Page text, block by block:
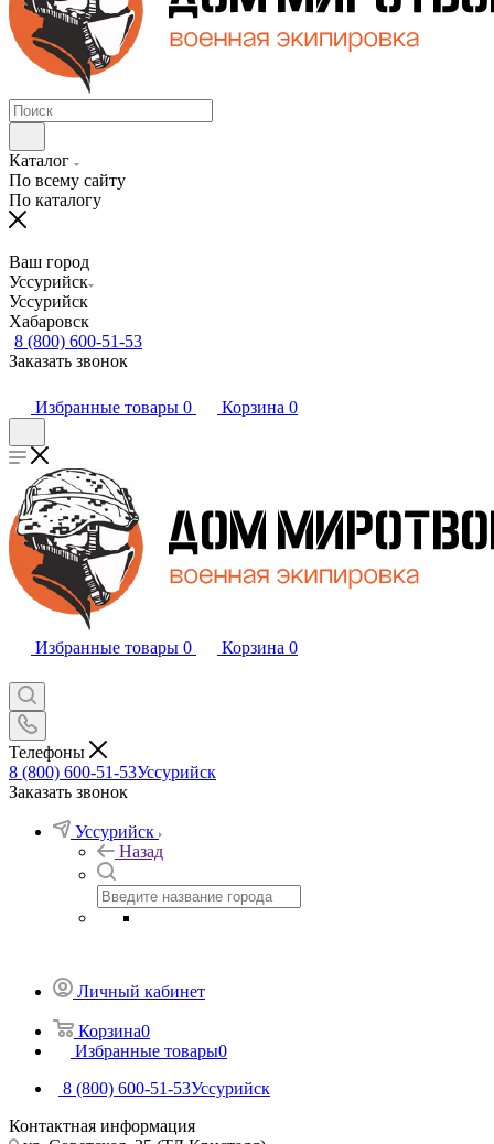
Каталог
По всему сайту
По каталогу
Ваш город
Уссурийск
Уссурийск
Хабаровск
8 (800) 600-51-53
Заказать звонок
Избранные товары 0 Корзина 0
Избранные товары 0 Корзина 0
Телефоны
8 (800) 600-51-53Уссурийск
Заказать звонок
Уссурийск
Назад
Личный кабинет
Корзина0
Избранные товары0
8 (800) 600-51-53Уссурийск
Контактная информация